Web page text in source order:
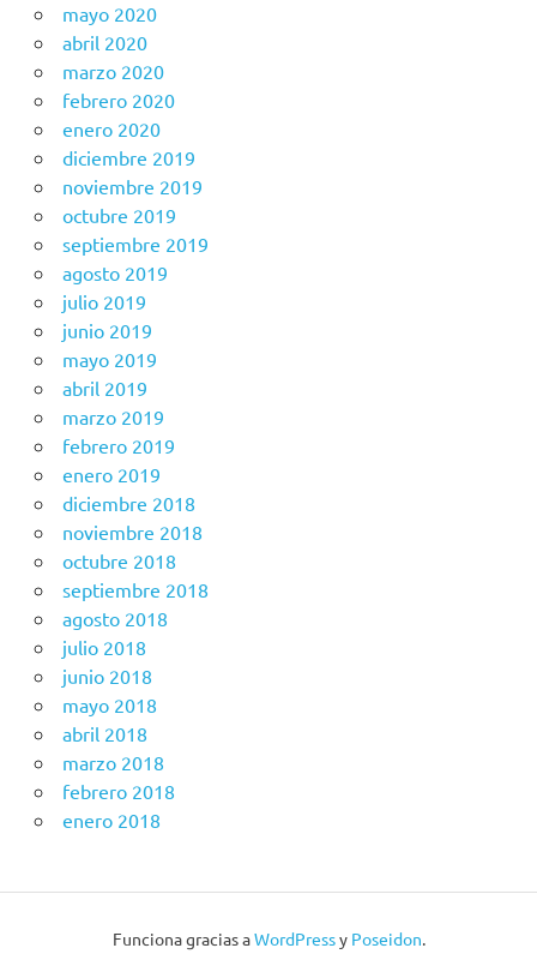
mayo 2020
abril 2020
marzo 2020
febrero 2020
enero 2020
diciembre 2019
noviembre 2019
octubre 2019
septiembre 2019
agosto 2019
julio 2019
junio 2019
mayo 2019
abril 2019
marzo 2019
febrero 2019
enero 2019
diciembre 2018
noviembre 2018
octubre 2018
septiembre 2018
agosto 2018
julio 2018
junio 2018
mayo 2018
abril 2018
marzo 2018
febrero 2018
enero 2018
Funciona gracias aWordPressy Poseidon.